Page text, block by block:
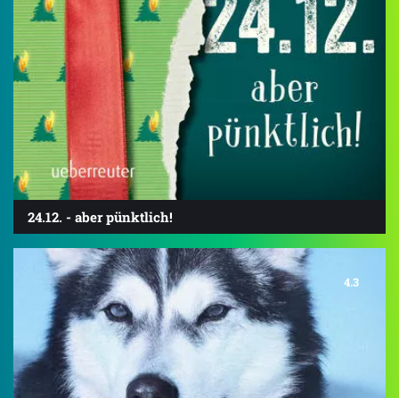
24.12. - aber pünktlich!
4.3